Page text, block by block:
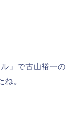
」で古山裕一の
。